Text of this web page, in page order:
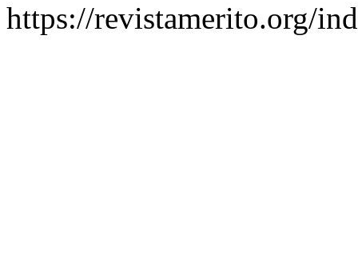
https://revistamerito.org/